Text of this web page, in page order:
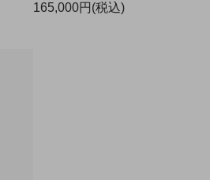
165,000円(税込)